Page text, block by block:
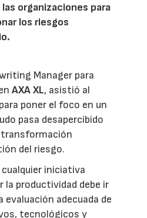
organizaciones para
los riesgos
Manager para
AXA XL, asistió al
para poner el foco en un
pasa desapercibido
transformación
del riesgo.
iniciativa
la productividad debe ir
evaluación adecuada de
tecnológicos y